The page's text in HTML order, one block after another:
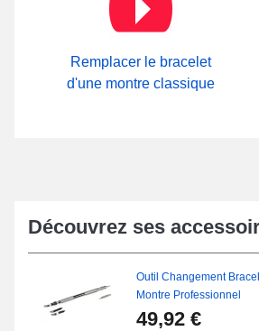
Outil de démontage rapide pas cher
bracelet, une boucle papillon de qualité
la montre. Sur notre site internet dans la
boucles similaires.
Remplacer le bracelet
d'une montre classique
Découvrez ses
Outil Changement
Montre Professionnel
49,92 €